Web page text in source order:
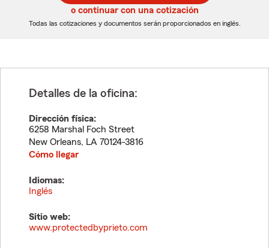
5
dígitos
5
dígitos
o continuar con una cotización
Todas las cotizaciones y documentos serán proporcionados en inglés.
Detalles de la oficina:
Dirección física:
6258 Marshal Foch Street
New Orleans, LA 70124-3816
Cómo llegar
Idiomas:
Inglés
Sitio web:
www.protectedbyprieto.com